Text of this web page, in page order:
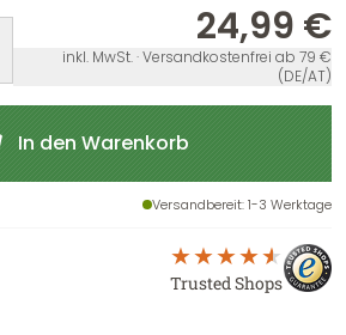
24,99 €
inkl. MwSt. · Versandkostenfrei ab 79 €
(DE/AT)
In den Warenkorb
Versandbereit: 1-3 Werktage
Trusted Shops